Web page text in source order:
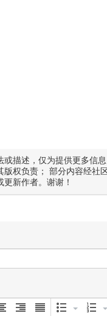
或描述，仅为提供更多
权负责； 部分内容经
新作者。谢谢！